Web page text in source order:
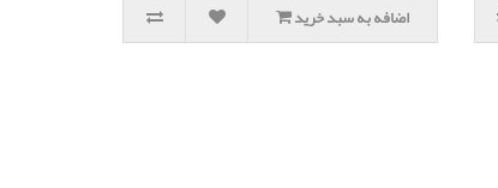
اضافه به سبد خرید